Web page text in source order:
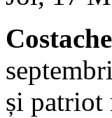
și patriot